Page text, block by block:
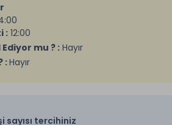
:12:00
mu ? : Hayır
:Hayır
sayısı tercihiniz